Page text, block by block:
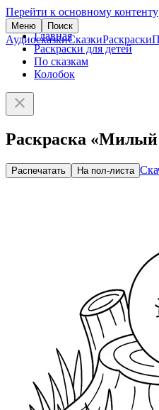
Перейти к основному контенту
Меню Поиск
АудиосказкиСказкиРаскраски
Главная
Раскраски для детей
По сказкам
Колобок
Раскраска «Милый
Распечатать На пол-листа